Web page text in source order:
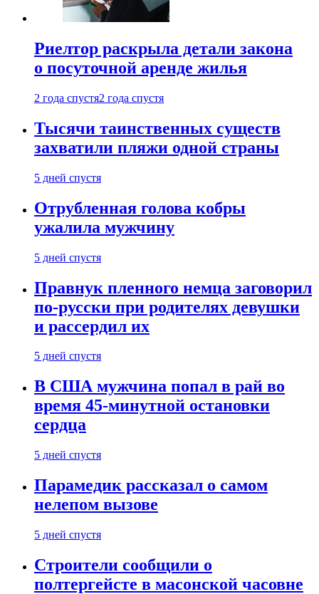
Риелтор раскрыла детали закона
о посуточной аренде жилья
2 года спустя2 года спустя
Тысячи таинственных существ
захватили пляжи одной страны
5 дней спустя
Отрубленная голова кобры
ужалила мужчину
5 дней спустя
Правнук пленного немца заговорил
по-русски при родителях девушки
и рассердил их
5 дней спустя
В США мужчина попал в рай во
время 45-минутной остановки
сердца
5 дней спустя
Парамедик рассказал о самом
нелепом вызове
5 дней спустя
Строители сообщили о
полтергейсте в масонской часовне